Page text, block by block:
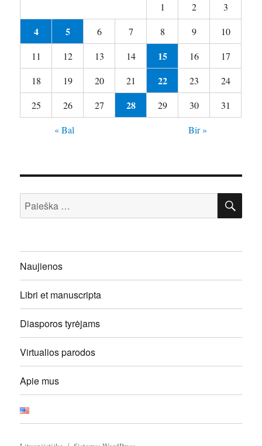
1 2 3
4 5 6 7 8 9
10
11
12 13 14 15 16
17
18
19 20 21 22 23
24
25
26 27 28 29 30
31
« Bal
Bir »
Ieškoti:
Naujienos
Libri et manuscripta
Diasporos tyrėjams
Virtualios parodos
Apie mus